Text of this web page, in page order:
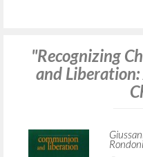
"Recognizing
and